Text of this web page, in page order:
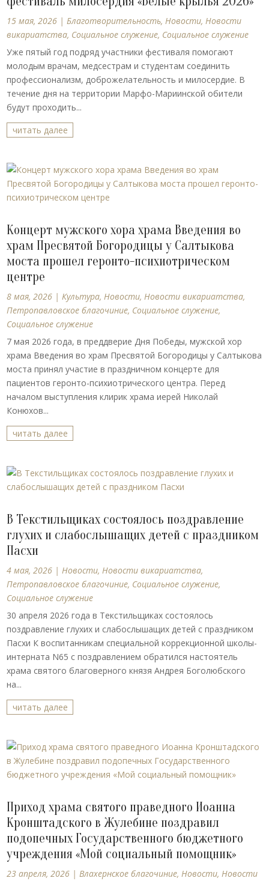
15 мая, 2026 |Благотворительность,Новости,Новости
викариатства, Социальное служение, Социальное служение
Уже пятый год подряд участники фестиваля помогают
молодым врачам, медсестрам и студентам соединить
профессионализм, доброжелательность и милосердие. В
течение дня на территории Марфо-Мариинской обители
будут проходить...
читать далее
Концерт мужского хора храма Введения во
храм Пресвятой Богородицы у Салтыкова
моста прошел геронто-психиотрическом
центре
8 мая, 2026 |Культура,Новости,Новости викариатства,
Петропавловское благочиние, Социальное служение,
Социальное служение
7 мая 2026 года, в преддверие Дня Победы, мужской хор
храма Введения во храм Пресвятой Богородицы у Салтыкова
моста принял участие в праздничном концерте для
пациентов геронто-психиотрического центра. Перед
началом выступления клирик храма иерей Николай
Конюхов...
читать далее
В Текстильщиках состоялось поздравление
глухих и слабослышащих детей с праздником
Пасхи
4 мая, 2026 |Новости,Новости викариатства,
Петропавловское благочиние, Социальное служение,
Социальное служение
30 апреля 2026 года в Текстильщиках состоялось
поздравление глухих и слабослышащих детей с праздником
Пасхи К воспитанникам специальной коррекционной школы-
интерната N65 с поздравлением обратился настоятель
храма святого благоверного князя Андрея Боголюбского
на...
читать далее
Приход храма святого праведного Иоанна
Кронштадского в Жулебине поздравил
подопечных Государственного бюджетного
учреждения «Мой социальный помощник»
23 апреля, 2026 |Влахернское благочиние,Новости,Новости